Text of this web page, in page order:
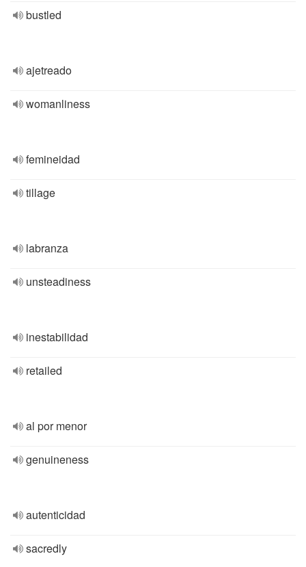
bustled
ajetreado
womanliness
femineidad
tillage
labranza
unsteadiness
inestabilidad
retailed
al por menor
genuineness
autenticidad
sacredly